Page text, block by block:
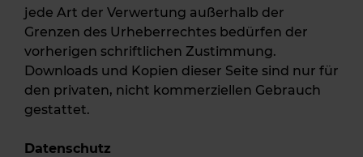
jede Art der Verwertung außerhalb der
Grenzen des Urheberrechtes bedürfen der
vorherigen schriftlichen Zustimmung.
Downloads und Kopien dieser Seite sind nur für
den privaten, nicht kommerziellen Gebrauch
gestattet.
Datenschutz